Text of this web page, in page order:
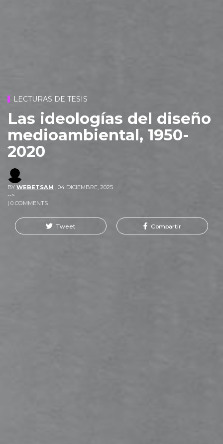
LECTURAS DE TESIS
Las ideologías del diseño
medioambiental, 1950-
2020
BY WEBETSAM , 04 DICIEMBRE, 2025
-->
| 0 COMMENTS
Tweet Compartir